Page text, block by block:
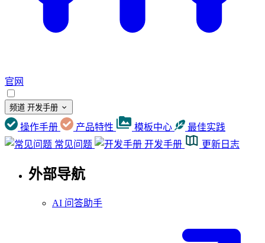
官网
频道 开发手册
操作手册 产品特性 模板中心
最佳实践
常见问题
开发手册 更新日志
外部导航
AI 问答助手